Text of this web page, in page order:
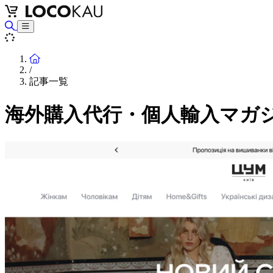
Home
/
記事一覧
海外購入代行・個人輸入マガ